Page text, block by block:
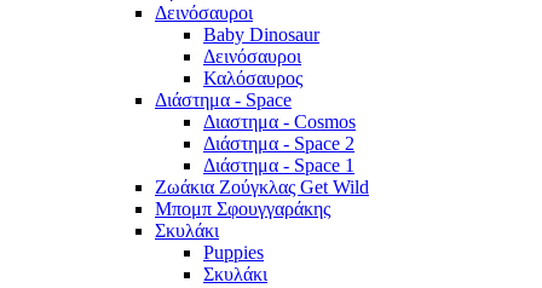
Δεινόσαυροι
Baby Dinosaur
Δεινόσαυροι
Καλόσαυρος
Διάστημα - Space
Διαστημα - Cosmos
Διάστημα - Space 2
Διάστημα - Space 1
Ζωάκια Ζούγκλας Get Wild
Μπομπ Σφουγγαράκης
Σκυλάκι
Puppies
Σκυλάκι